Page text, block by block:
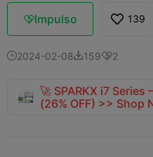
Impulso 139
2024-02-081592
🚀 SPARKX i7
(26% OFF) >> Shop